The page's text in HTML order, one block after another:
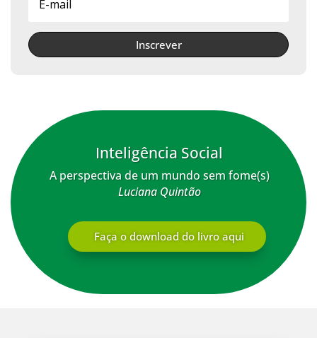
Inscrever
Inteligência Social
A perspectiva de um mundo sem fome(s)
Luciana Quintão
Faça o download do livro aqui